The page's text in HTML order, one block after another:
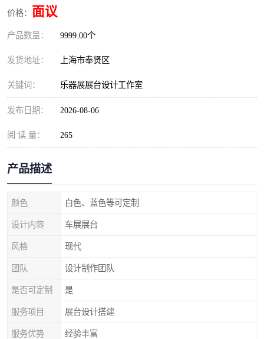
价格： 面议
产品数量： 9999.00个
发货地址： 上海市奉贤区
关键词： 乐器展展台设计工作室
发布日期： 2026-08-06
阅 读 量： 265
产品描述
颜色 白色、蓝色等可定制
设计内容 车展展台
风格 现代
团队 设计制作团队
是否可定制 是
服务项目 展台设计搭建
服务优势 经验丰富